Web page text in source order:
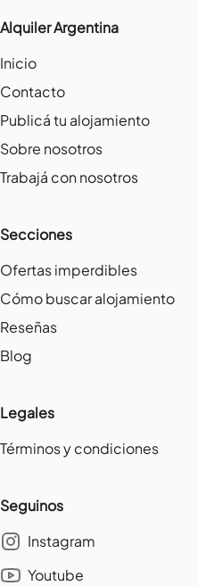
Alquiler Argentina
Inicio
Contacto
Publicá tu alojamiento
Sobre nosotros
Trabajá con nosotros
Secciones
Ofertas imperdibles
Cómo buscar alojamiento
Reseñas
Blog
Legales
Términos y condiciones
Seguinos
Instagram
Youtube